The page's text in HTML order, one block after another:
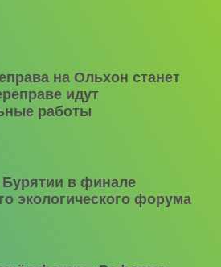
на Ольхон станет
идут
работы
в финале
экологического форума